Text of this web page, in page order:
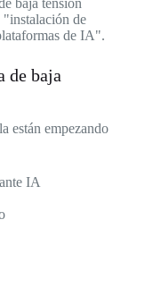
baja tensión
"instalación de
de IA".
de baja
están empezando
IA